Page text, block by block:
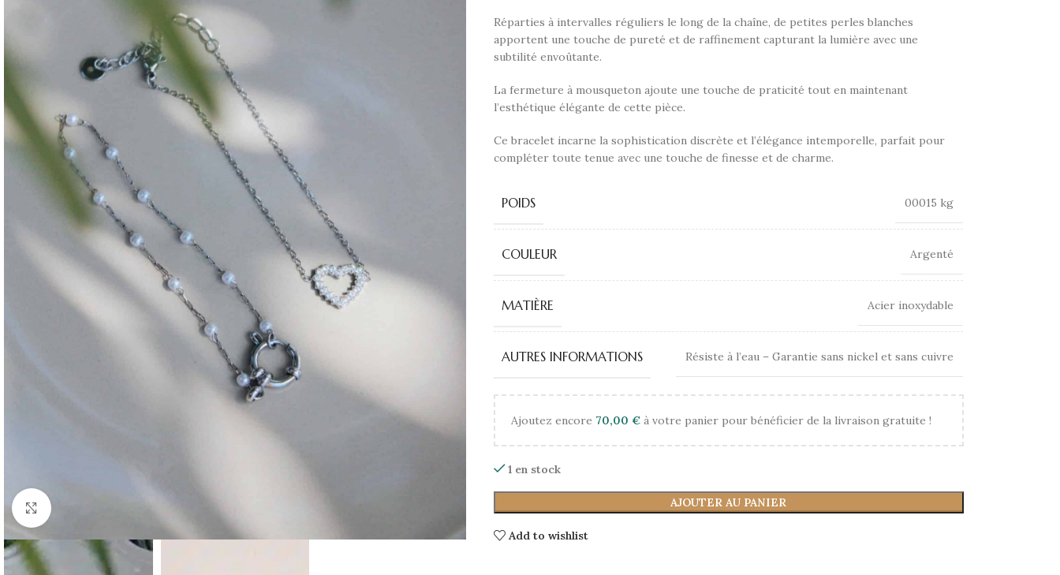
Réparties à intervalles réguliers le long de la chaîne, de petites perles blanches
apportent une touche de pureté et de raffinement capturant la lumière avec une
subtilité envoûtante.
La fermeture à mousqueton ajoute une touche de praticité tout en maintenant
l’esthétique élégante de cette pièce.
Ce bracelet incarne la sophistication discrète et l’élégance intemporelle, parfait pour
compléter toute tenue avec une touche de finesse et de charme.
POIDS 00015 kg
COULEUR Argenté
MATIÈRE Acier inoxydable
AUTRES INFORMATIONS Résiste à l’eau – Garantie sans nickel et sans cuivre
Ajoutez encore 70,00 €à votre panier pour bénéficier de la livraison gratuite !
1 en stock
AJOUTER AU PANIER
Add to wishlist